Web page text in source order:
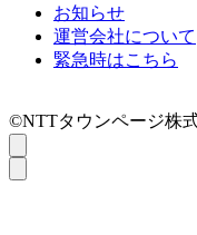
お知らせ
運営会社について
緊急時はこちら
©NTTタウンページ株式